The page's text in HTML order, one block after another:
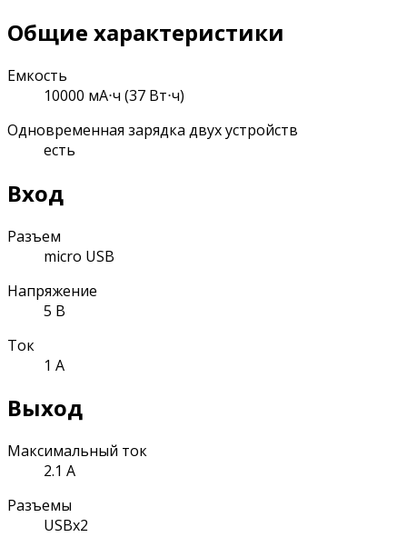
Общие характеристики
Емкость
10000 мА⋅ч (37 Вт⋅ч)
Одновременная зарядка двух устройств
есть
Вход
Разъем
micro USB
Напряжение
5 В
Ток
1 А
Выход
Максимальный ток
2.1 А
Разъемы
USBx2